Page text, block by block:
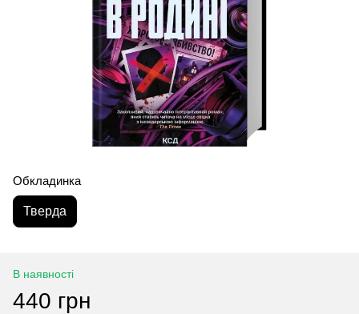
Обкладинка
Тверда
В наявності
440 грн